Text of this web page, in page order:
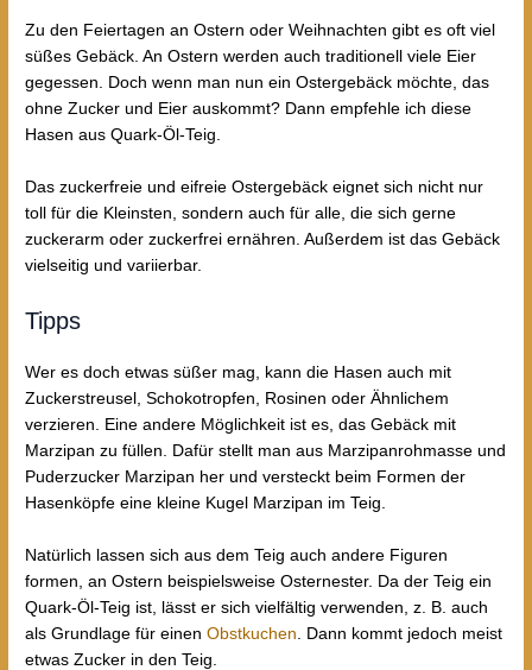
Zu den Feiertagen an Ostern oder Weihnachten gibt es oft viel
süßes Gebäck. An Ostern werden auch traditionell viele Eier
gegessen. Doch wenn man nun ein Ostergebäck möchte, das
ohne Zucker und Eier auskommt? Dann empfehle ich diese
Hasen aus Quark-Öl-Teig.
Das zuckerfreie und eifreie Ostergebäck eignet sich nicht nur
toll für die Kleinsten, sondern auch für alle, die sich gerne
zuckerarm oder zuckerfrei ernähren. Außerdem ist das Gebäck
vielseitig und variierbar.
Tipps
Wer es doch etwas süßer mag, kann die Hasen auch mit
Zuckerstreusel, Schokotropfen, Rosinen oder Ähnlichem
verzieren. Eine andere Möglichkeit ist es, das Gebäck mit
Marzipan zu füllen. Dafür stellt man aus Marzipanrohmasse und
Puderzucker Marzipan her und versteckt beim Formen der
Hasenköpfe eine kleine Kugel Marzipan im Teig.
Natürlich lassen sich aus dem Teig auch andere Figuren
formen, an Ostern beispielsweise Osternester. Da der Teig ein
Quark-Öl-Teig ist, lässt er sich vielfältig verwenden, z. B. auch
als Grundlage für einenObstkuchen . Dann kommt jedoch meist
etwas Zucker in den Teig.